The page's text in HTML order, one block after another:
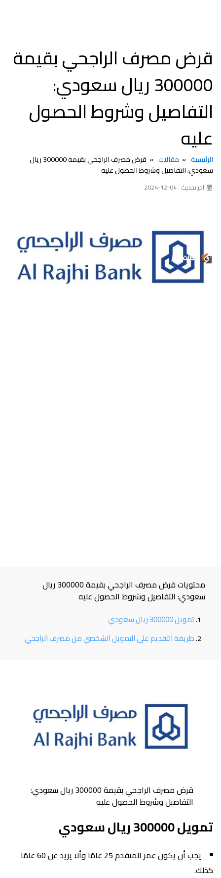
قرض مصرف الراجحي بقيمة
300000 ريال سعودي:
التفاصيل وشروط الحصول
عليه
الرئيسية مقالات
قرض مصرف الراجحي بقيمة 300000 ريال
سعودي: التفاصيل وشروط الحصول عليه
اخر تحديث : 04-12-2024
محتويات قرض مصرف الراجحي بقيمة 300000 ريال
سعودي: التفاصيل وشروط الحصول عليه
تمويل 300000 ريال سعودي
طريقة التقديم على التمويل الشخصي من مصرف الراجحي
قرض مصرف الراجحي بقيمة 300000 ريال سعودي:
التفاصيل وشروط الحصول عليه
تمويل 300000 ريال سعودي
يجب أن يكون عمر المتقدم 25 عامًا وألا يزيد عن 60 عامًا
كذلك.